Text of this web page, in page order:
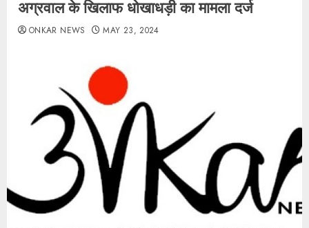
अग्रवाल के खिलाफ धोखाधड़ी का मामला दर्ज
ONKAR NEWS MAY 23, 2024